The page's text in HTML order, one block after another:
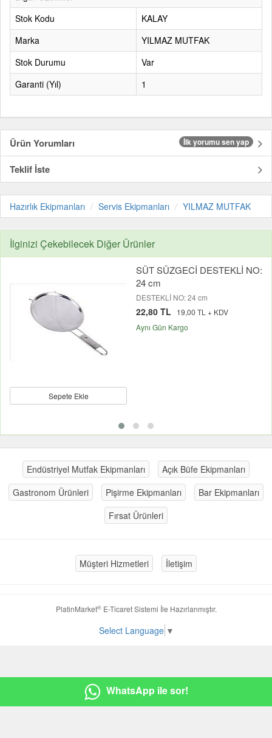
WhatsApp ile sor!
Stok Kodu
KALAY
Marka
YILMAZ MUTFAK
Stok Durumu
Var
Garanti (Yıl)
1
Ürün Yorumları İlk yorumu sen yap
Teklif İste
Hazırlık Ekipmanları Servis Ekipmanları YILMAZ MUTFAK
İlginizi Çekebilecek Diğer Ürünler
Sepete Ekle
SÜT SÜZGECİ DESTEKLİ NO:
24 cm
DESTEKLİ NO: 24 cm
22,80 TL
19,00 TL + KDV
Aynı Gün Kargo
Endüstriyel Mutfak Ekipmanları
Açık Büfe Ekipmanları
Gastronom Ürünleri
Pişirme Ekipmanları
Bar Ekipmanları
Fırsat Ürünleri
Müşteri Hizmetleri İletişim
PlatinMarket®E-Ticaret Sistemi İle Hazırlanmıştır.
Select Language ▼